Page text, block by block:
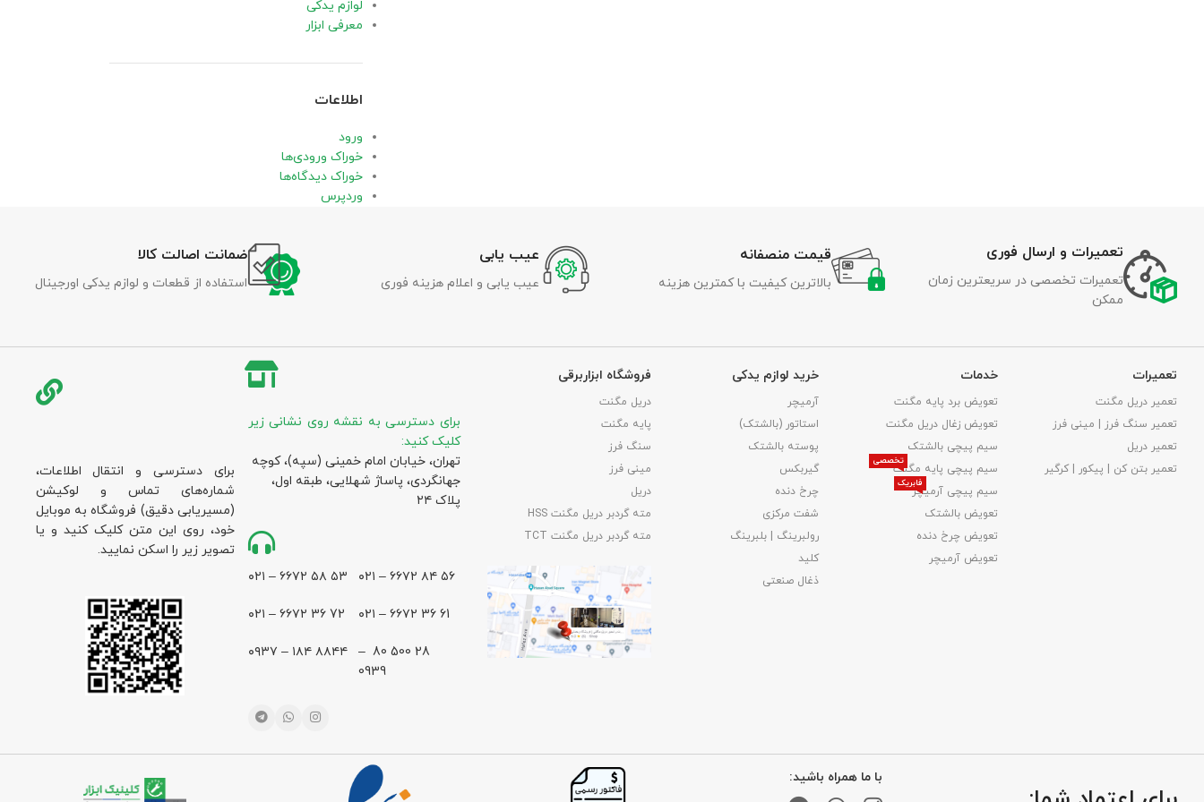
لوازم یدکی
معرفی ابزار
اطلاعات
ورود
خوراک ورودی‌ها
خوراک دیدگاه‌ها
وردپرس
تعمیرات و ارسال فوری
تعمیرات تخصصی در سریعترین زمان
ممکن
قیمت منصفانه
بالاترین کیفیت با کمترین هزینه
عیب یابی
عیب یابی و اعلام هزینه فوری
ضمانت اصالت کالا
استفاده از قطعات و لوازم یدکی اورجینال
تعمیرات
تعمیر دریل مگنت
تعمیر سنگ فرز | مینی فرز
تعمیر دریل
تعمیر بتن کن | پیکور | کرگیر
خدمات
تعویض برد پایه مگنت
تعویض زغال دریل مگنت
سیم پیچی بالشتک
سیم پیچی پایه مگنت
تخصصی
سیم پیچی آرمیچر
فابریک
تعویض بالشتک​
تعویض چرخ دنده
تعویض آرمیچر
خرید لوازم یدکی
آرمیچر
استاتور (بالشتک)
پوسته بالشتک
گیربکس
چرخ دنده
شفت مرکزی
رولبرینگ | بلبرینگ
کلید
ذغال صنعتی
فروشگاه ابزاربرقی
دریل مگنت
پایه مگنت
سنگ فرز
مینی فرز
دریل
مته گردبر دریل مگنت HSS
مته گردبر دریل مگنت TCT
برای دسترسی به نقشه روی نشانی زیر
کلیک کنید:
تهران، خیابان امام خمینی (سپه)، کوچه
جهانگردی،‌ پاساژ شهلایی، طبقه اول،
پلاک ۲۴
۵۶ ۸۴ ۶۶۷۲ – ۰۲۱
61 36 ۶۶۷۲ – ۰۲۱
28 500 80 –
0939
۵۳ ۵۸ ۶۶۷۲ – ۰۲۱
72 36 ۶۶۷۲ – ۰۲۱
۸۸۴۴ ۱۸۴ – ۰۹۳۷
برای دسترسی و انتقال اطلاعات،
شماره‌های تماس و لوکیشن
(مسیریابی دقیق) فروشگاه به موبایل
خود، روی این متن کلیک کنید و یا
تصویر زیر را اسکن نمایید.
با ما همراه باشید: